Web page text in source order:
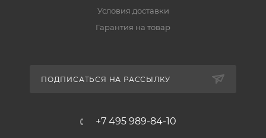
Условия доставки
Гарантия на товар
ПОДПИСАТЬСЯ НА РАССЫЛКУ
+7 495 989-84-10